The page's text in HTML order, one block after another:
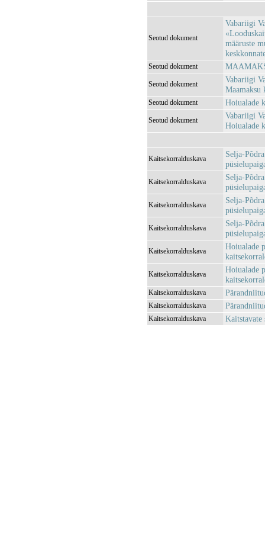
Seotud dokument
Vabariigi
määruste
Seotud dokument
Seotud dokument
Vabariigi
Maamaksu
Seotud dokument Hoiualade
Seotud dokument
Vabariigi
Hoiualade
Kaitsekorralduskava
Selja-
Kaitsekorralduskava
Selja-
Kaitsekorralduskava
Selja-
Kaitsekorralduskava
Selja-
Kaitsekorralduskava
Hoiualade
Kaitsekorralduskava
Hoiualade
Kaitsekorralduskava
Kaitsekorralduskava
Kaitsekorralduskava Kaitstavate